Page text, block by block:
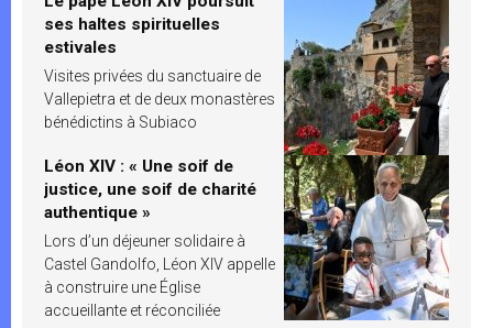
ses haltes spirituelles
estivales
Visites privées du sanctuaire de
Vallepietra et de deux monastères
bénédictins à Subiaco
Léon XIV : « Une soif de
justice, une soif de charité
authentique »
Lors d’un déjeuner solidaire à
Castel Gandolfo, Léon XIV appelle
à construire une Église
accueillante et réconciliée